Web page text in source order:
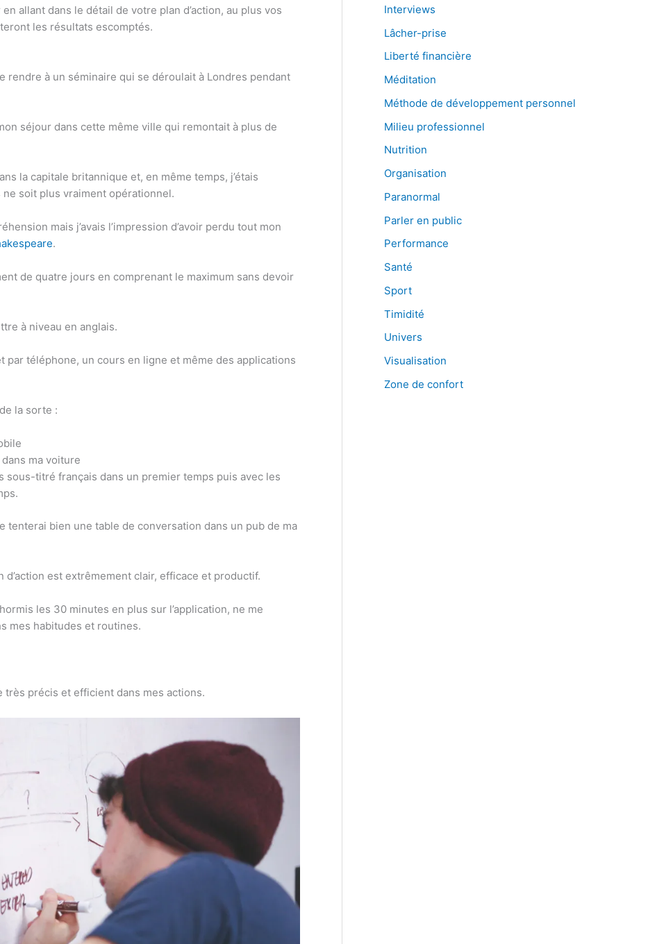
allant dans le détail de votre plan d’action, au plus vos
les résultats escomptés.
rendre à un séminaire qui se déroulait à Londres pendant
séjour dans cette même ville qui remontait à plus de
la capitale britannique et, en même temps, j’étais
soit plus vraiment opérationnel.
mais j’avais l’impression d’avoir perdu tout mon
.
de quatre jours en comprenant le maximum sans devoir
à niveau en anglais.
par téléphone, un cours en ligne et même des applications
la sorte :
ma voiture
sous-titré français dans un premier temps puis avec les
tenterai bien une table de conversation dans un pub de ma
est extrêmement clair, efficace et productif.
les 30 minutes en plus sur l’application, ne me
mes habitudes et routines.
très précis et efficient dans mes actions.
Interviews
Lâcher-prise
Liberté financière
Méditation
Méthode de développement personnel
Milieu professionnel
Nutrition
Organisation
Paranormal
Parler en public
Performance
Santé
Sport
Timidité
Univers
Visualisation
Zone de confort